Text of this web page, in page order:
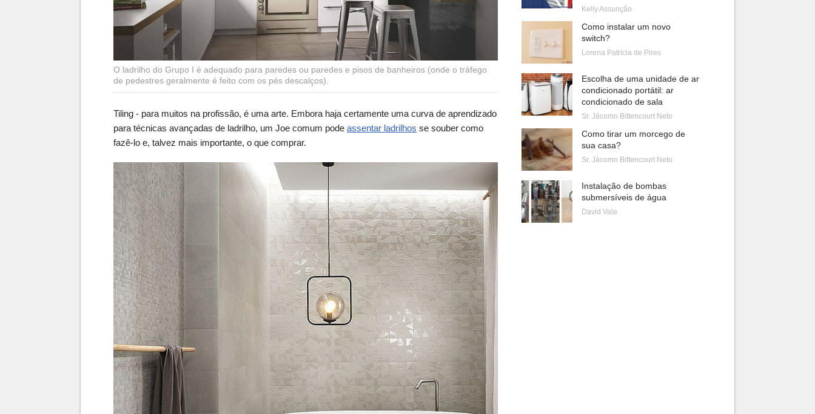
O ladrilho do Grupo I é adequado para paredes ou paredes e pisos de banheiros (onde o tráfego
de pedestres geralmente é feito com os pés descalços).
Tiling - para muitos na profissão, é uma arte. Embora haja certamente uma curva de aprendizado
para técnicas avançadas de ladrilho, um Joe comum pode assentar ladrilhos se souber como
fazê-lo e, talvez mais importante, o que comprar.
Kelly Assunção
Como instalar um novo
switch?
Lorena Patrícia de Pires
Escolha de uma unidade de ar
condicionado portátil: ar
condicionado de sala
Sr. Jácomo Bittencourt Neto
Como tirar um morcego de
sua casa?
Sr. Jácomo Bittencourt Neto
Instalação de bombas
submersíveis de água
David Vale